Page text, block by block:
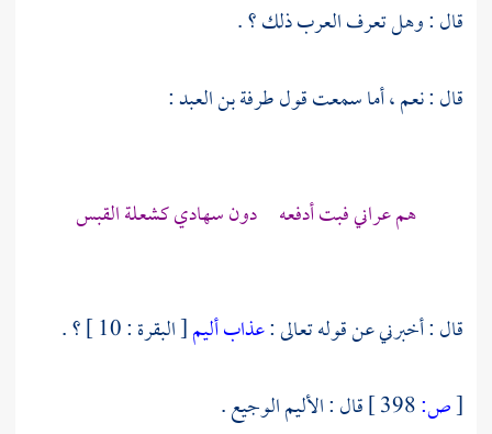
قال : وهل تعرف العرب ذلك ؟ .
قال : نعم ، أما سمعت قولطرفة بن العبد:
هم عراني فبت أدفعه دون سهادي كشعلة القبس
قال : أخبرني عن قوله تعالى :عذاب أليم[ البقرة : 10 ] ؟ .
[ص:
قال : الأليم الوجيع .